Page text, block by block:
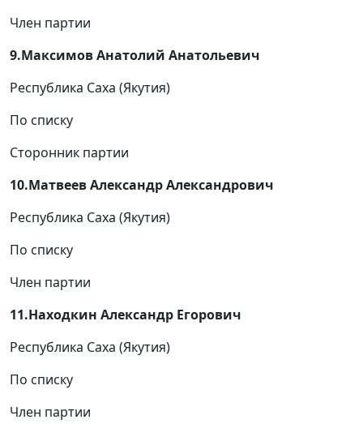
Член партии
9.Максимов Анатолий Анатольевич
Республика Саха (Якутия)
По списку
Сторонник партии
10.Матвеев Александр Александрович
Республика Саха (Якутия)
По списку
Член партии
11.Находкин Александр Егорович
Республика Саха (Якутия)
По списку
Член партии